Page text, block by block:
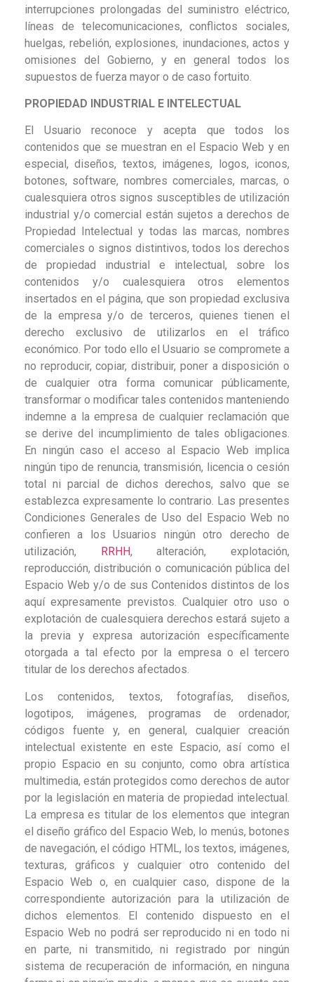
interrupciones prolongadas del suministro eléctrico,
líneas de telecomunicaciones, conflictos sociales,
huelgas, rebelión, explosiones, inundaciones, actos y
omisiones del Gobierno, y en general todos los
supuestos de fuerza mayor o de caso fortuito.
PROPIEDAD INDUSTRIAL E INTELECTUAL
El Usuario reconoce y acepta que todos los
contenidos que se muestran en el Espacio Web y en
especial, diseños, textos, imágenes, logos, iconos,
botones, software, nombres comerciales, marcas, o
cualesquiera otros signos susceptibles de utilización
industrial y/o comercial están sujetos a derechos de
Propiedad Intelectual y todas las marcas, nombres
comerciales o signos distintivos, todos los derechos
de propiedad industrial e intelectual, sobre los
contenidos y/o cualesquiera otros elementos
insertados en el página, que son propiedad exclusiva
de la empresa y/o de terceros, quienes tienen el
derecho exclusivo de utilizarlos en el tráfico
económico. Por todo ello el Usuario se compromete a
no reproducir, copiar, distribuir, poner a disposición o
de cualquier otra forma comunicar públicamente,
transformar o modificar tales contenidos manteniendo
indemne a la empresa de cualquier reclamación que
se derive del incumplimiento de tales obligaciones.
En ningún caso el acceso al Espacio Web implica
ningún tipo de renuncia, transmisión, licencia o cesión
total ni parcial de dichos derechos, salvo que se
establezca expresamente lo contrario. Las presentes
Condiciones Generales de Uso del Espacio Web no
confieren a los Usuarios ningún otro derecho de
utilización,
RRHH, alteración, explotación,
reproducción, distribución o comunicación pública del
Espacio Web y/o de sus Contenidos distintos de los
aquí expresamente previstos. Cualquier otro uso o
explotación de cualesquiera derechos estará sujeto a
la previa y expresa autorización específicamente
otorgada a tal efecto por la empresa o el tercero
titular de los derechos afectados.
Los contenidos, textos, fotografías, diseños,
logotipos, imágenes, programas de ordenador,
códigos fuente y, en general, cualquier creación
intelectual existente en este Espacio, así como el
propio Espacio en su conjunto, como obra artística
multimedia, están protegidos como derechos de autor
por la legislación en materia de propiedad intelectual.
La empresa es titular de los elementos que integran
el diseño gráfico del Espacio Web, lo menús, botones
de navegación, el código HTML, los textos, imágenes,
texturas, gráficos y cualquier otro contenido del
Espacio Web o, en cualquier caso, dispone de la
correspondiente autorización para la utilización de
dichos elementos. El contenido dispuesto en el
Espacio Web no podrá ser reproducido ni en todo ni
en parte, ni transmitido, ni registrado por ningún
sistema de recuperación de información, en ninguna